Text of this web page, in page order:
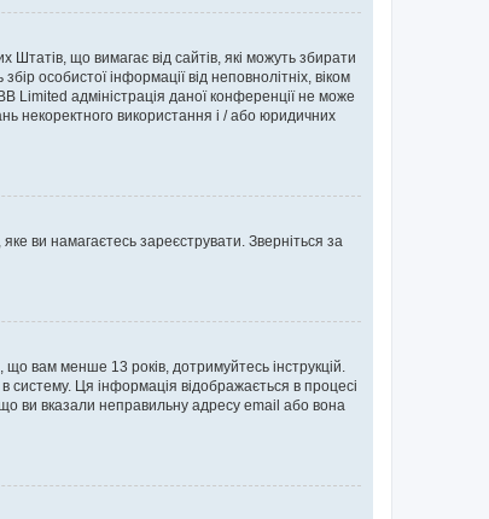
що вимагає від сайтів, які можуть збирати
особистої інформації від неповнолітніх, віком
Limited адміністрація даної конференції не може
некоректного використання і / або юридичних
ви намагаєтесь зареєструвати. Зверніться за
вам менше 13 років, дотримуйтесь інструкцій.
систему. Ця інформація відображається в процесі
ви вказали неправильну адресу email або вона